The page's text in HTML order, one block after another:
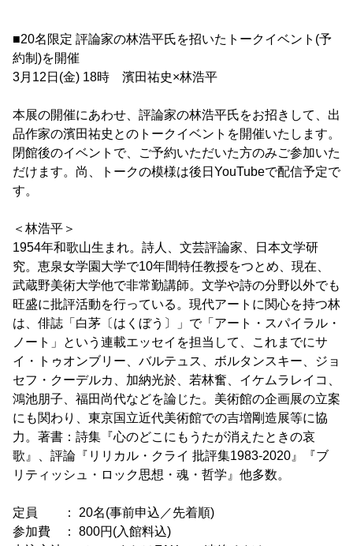
■20名限定 評論家の林浩平氏を招いたトークイベント(予
約制)を開催
3月12日(金) 18時 濱田祐史×林浩平
本展の開催にあわせ、評論家の林浩平氏をお招きして、出
品作家の濱田祐史とのトークイベントを開催いたします。
閉館後のイベントで、ご予約いただいた方のみご参加いた
だけます。尚、トークの模様は後日YouTubeで配信予定で
す。
＜林浩平＞
1954年和歌山生まれ。詩人、文芸評論家、日本文学研
究。恵泉女学園大学で10年間特任教授をつとめ、現在、
武蔵野美術大学他で非常勤講師。文学や詩の分野以外でも
旺盛に批評活動を行っている。現代アートに関心を持つ林
は、俳誌「白茅〔はくぼう〕」で「アート・スパイラル・
ノート」という連載エッセイを担当して、これまでにサ
イ・トゥオンブリー、バルテュス、ボルタンスキー、ジョ
セフ・クーデルカ、加納光於、若林奮、イケムラレイコ、
鴻池朋子、福田尚代などを論じた。美術館の企画展の立案
にも関わり、東京国立近代美術館での吉増剛造展等に協
力。著書：詩集『心のどこにもうたが消えたときの哀
歌』、評論『リリカル・クライ 批評集1983-2020』『ブ
リティッシュ・ロック思想・魂・哲学』他多数。
定員 ： 20名(事前申込／先着順)
参加費 ： 800円(入館料込)